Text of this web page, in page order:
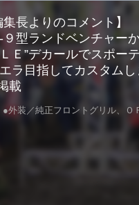
長よりのコメント】
型ランドベンチャー
”デカールでスポー
ラ目指してカスタムし
載
外装／純正フロントグリル、